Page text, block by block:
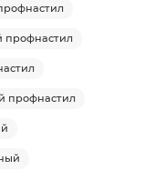
профнастил
профнастил